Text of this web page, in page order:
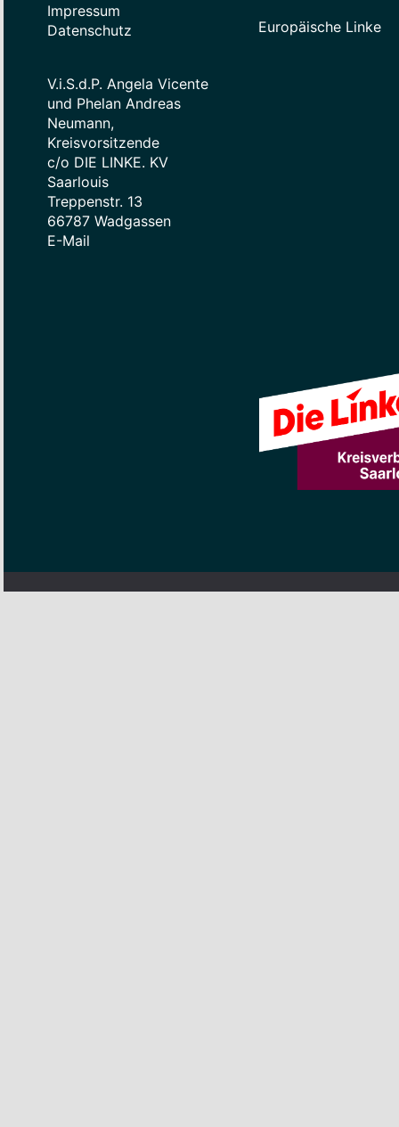
Impressum
Datenschutz
V.i.S.d.P. Angela Vicente
und Phelan Andreas
Neumann,
Kreisvorsitzende
c/o DIE LINKE. KV
Saarlouis
Treppenstr. 13
66787 Wadgassen
E-Mail
Europäische Linke